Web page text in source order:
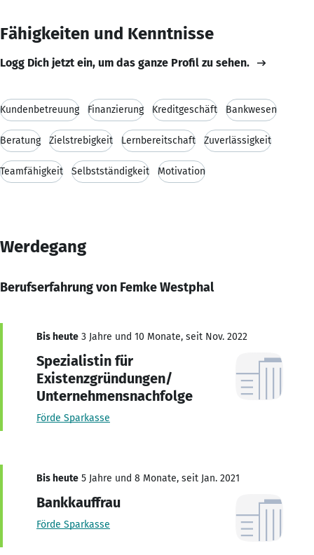
Fähigkeiten und Kenntnisse
Logg Dich jetzt ein, um das ganze Profil zu sehen.
Kundenbetreuung Finanzierung Kreditgeschäft Bankwesen
Beratung Zielstrebigkeit Lernbereitschaft Zuverlässigkeit
Teamfähigkeit Selbstständigkeit Motivation
Werdegang
Berufserfahrung von Femke Westphal
Bis heute 3 Jahre und 10 Monate, seit Nov. 2022
Spezialistin für
Existenzgründungen/
Unternehmensnachfolge
Förde Sparkasse
Bis heute 5 Jahre und 8 Monate, seit Jan. 2021
Bankkauffrau
Förde Sparkasse